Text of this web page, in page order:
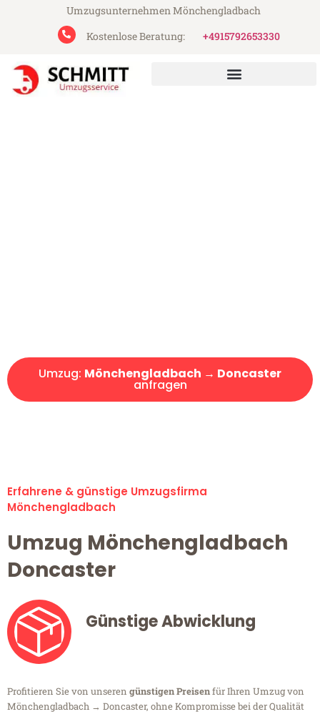
Umzugsunternehmen Mönchengladbach
Kostenlose Beratung:
+4915792653330
Umzug: Mönchengladbach → Doncaster
anfragen
Erfahrene & günstige Umzugsfirma
Mönchengladbach
Umzug Mönchengladbach
Doncaster
Günstige Abwicklung
Profitieren Sie von unseren günstigen Preisenfür Ihren Umzug von
Mönchengladbach → Doncaster, ohne Kompromisse bei der Qualität